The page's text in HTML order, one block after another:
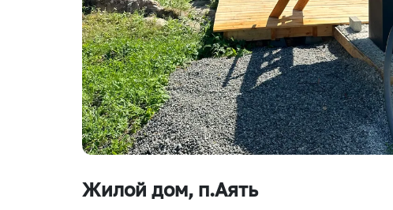
Жилой дом, п.Аять